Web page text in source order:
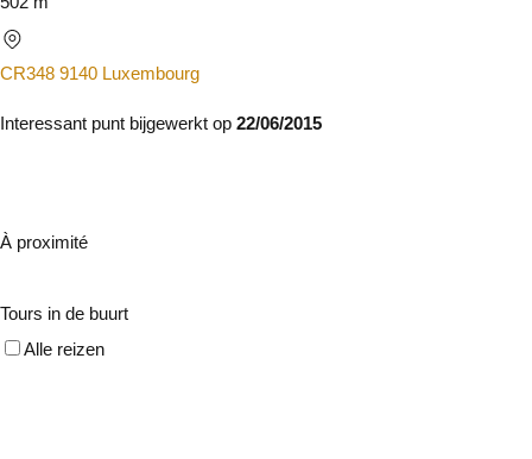
CR348 9140 Luxembourg
Interessant punt bijgewerkt op 22/06/2015
À proximité
Tours in de buurt
Alle reizen